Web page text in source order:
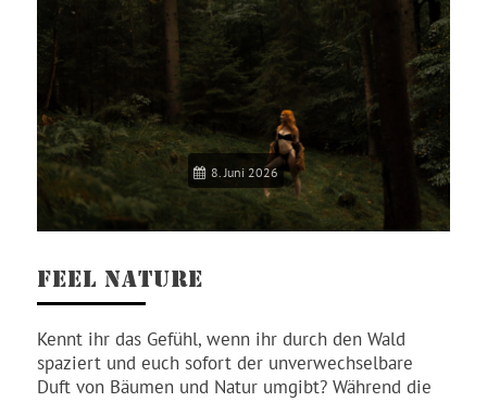
8. Juni 2026
FEEL NATURE
Kennt ihr das Gefühl, wenn ihr durch den Wald
spaziert und euch sofort der unverwechselbare
Duft von Bäumen und Natur umgibt? Während die